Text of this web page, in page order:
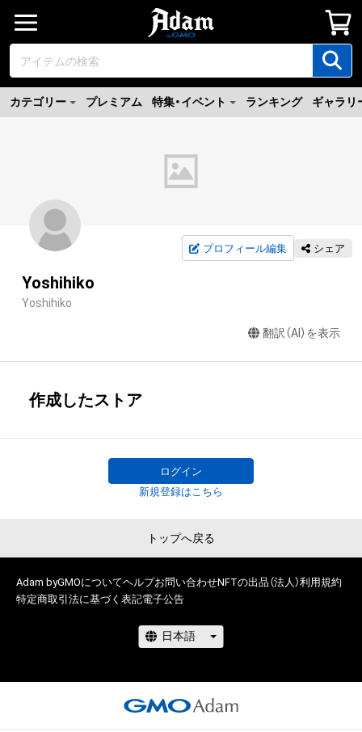
カテゴリー プレミアム 特集・イベント ランキング ギャラリ
プロフィール編集 シェア
Yoshihiko
Yoshihiko
翻訳（AI）を表示
作成したストア
ログイン
新規登録はこちら
トップへ戻る
Adam byGMOについてヘルプお問い合わせNFTの出品（法人）利用規約
特定商取引法に基づく表記電子公告